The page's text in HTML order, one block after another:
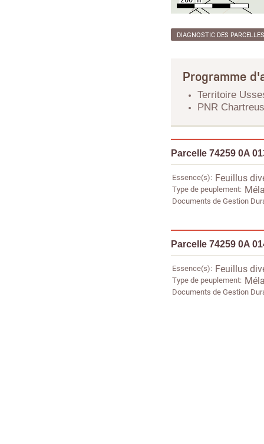
DIAGNOSTIC DES PARCELLES
Programme
Territoire
PNR
Parcelle 74259 0A
Essence(s) Feuillus
Type de peuplement
Documents de Gestion
Parcelle 74259 0A
Essence(s) Feuillus
Type de peuplement
Documents de Gestion